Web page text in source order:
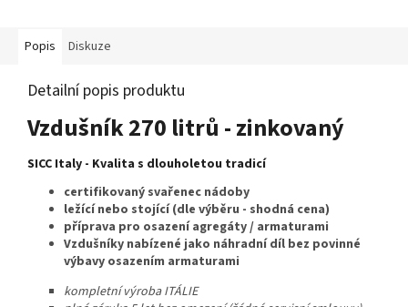
Popis Diskuze
Detailní popis produktu
Vzdušník 270 litrů - zinkovaný
SICC Italy - Kvalita s dlouholetou tradicí
certifikovaný svařenec nádoby
ležící nebo stojící (dle výběru - shodná cena)
příprava pro osazení agregáty / armaturami
Vzdušníky nabízené jako náhradní díl bez povinné
výbavy osazením armaturami
kompletní výroba ITÁLIE